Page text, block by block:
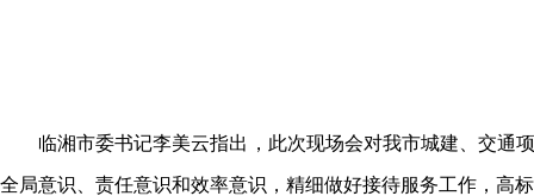
临湘市委书记李美云指出 ， 此次现场会对我市城建、交通
全局意识、责任意识和效率意识 ， 精细做好接待服务工作，高